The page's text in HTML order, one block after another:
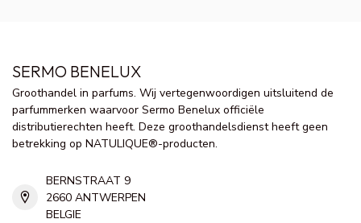
SERMO BENELUX
Groothandel in parfums. Wij vertegenwoordigen uitsluitend de
parfummerken waarvoor Sermo Benelux officiële
distributierechten heeft. Deze groothandelsdienst heeft geen
betrekking op NATULIQUE®-producten.
BERNSTRAAT 9
2660 ANTWERPEN
BELGIE